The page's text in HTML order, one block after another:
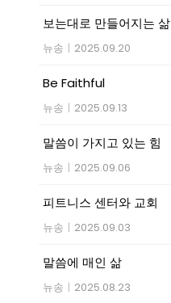
보는대로 만들어지는 삶
뉴송 | 2025.09.20
Be Faithful
뉴송 | 2025.09.13
말씀이 가지고 있는 힘
뉴송 | 2025.09.06
피트니스 센터와 교회
뉴송 | 2025.09.03
말씀에 매인 삶
뉴송 | 2025.08.23